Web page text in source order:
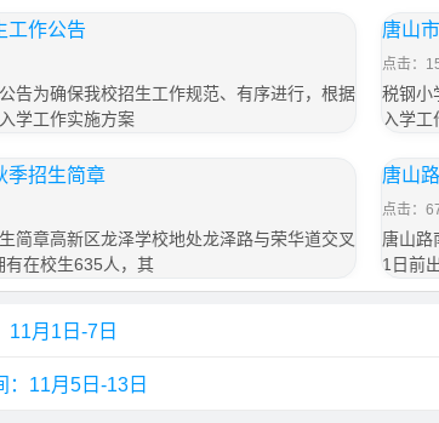
工作公告
告为确保我校招生工作规范、有序进行，根据
学工作实施方案
唐山
点击：
税钢小
入学
季招生简章
简章高新区龙泽学校地处龙泽路与荣华道交叉
有在校生635人，其
唐山
点击：
唐山路
1日前
11月1日-7日
：11月5日-13日